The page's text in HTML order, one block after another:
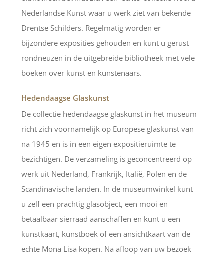
Nederlandse Kunst waar u werk ziet van bekende
Drentse Schilders. Regelmatig worden er
bijzondere exposities gehouden en kunt u gerust
rondneuzen in de uitgebreide bibliotheek met vele
boeken over kunst en kunstenaars.
Hedendaagse Glaskunst
De collectie hedendaagse glaskunst in het museum
richt zich voornamelijk op Europese glaskunst van
na 1945 en is in een eigen expositieruimte te
bezichtigen. De verzameling is geconcentreerd op
werk uit Nederland, Frankrijk, Italië, Polen en de
Scandinavische landen. In de museumwinkel kunt
u zelf een prachtig glasobject, een mooi en
betaalbaar sierraad aanschaffen en kunt u een
kunstkaart, kunstboek of een ansichtkaart van de
echte Mona Lisa kopen. Na afloop van uw bezoek